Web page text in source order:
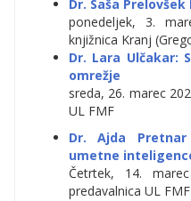
Dr. Saša
ponedeljek, 3.
knjižnica Kranj
Dr. Lara Ulčakar:
omrežje
sreda, 26. marec
UL FMF
Dr. Ajda
umetne
Četrtek, 14.
predavalnica UL FMF